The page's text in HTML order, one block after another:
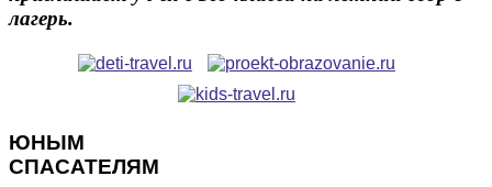
лагерь.
ЮНЫМ
СПАСАТЕЛЯМ